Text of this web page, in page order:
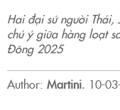
Hai đại sứ người Thái,
chú ý giữa hàng loạt
Đông 2025
Author: Martini. 10-